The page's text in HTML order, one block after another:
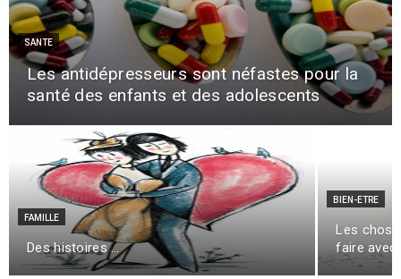
SANTE
Les antidépresseurs sont néfastes pour la
santé des enfants et des adolescents
FAMILLE
Des histoires …
BIEN-ETRE
Les
faire avec